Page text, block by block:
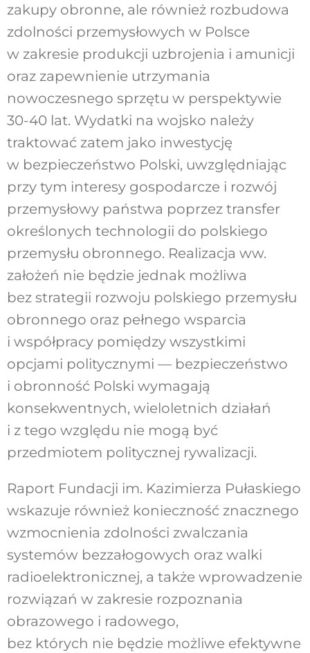
zakupy obronne, ale również rozbudowa
zdolności przemysłowych w Polsce
w zakresie produkcji uzbrojenia i amunicji
oraz zapewnienie utrzymania
nowoczesnego sprzętu w perspektywie
30-40 lat. Wydatki na wojsko należy
traktować zatem jako inwestycję
w bezpieczeństwo Polski, uwzględniając
przy tym interesy gospodarcze i rozwój
przemysłowy państwa poprzez transfer
określonych technologii do polskiego
przemysłu obronnego. Realizacja ww.
założeń nie będzie jednak możliwa
bez strategii rozwoju polskiego przemysłu
obronnego oraz pełnego wsparcia
i współpracy pomiędzy wszystkimi
opcjami politycznymi — bezpieczeństwo
i obronność Polski wymagają
konsekwentnych, wieloletnich działań
i z tego względu nie mogą być
przedmiotem politycznej rywalizacji.
Raport Fundacji im. Kazimierza Pułaskiego
wskazuje również konieczność znacznego
wzmocnienia zdolności zwalczania
systemów bezzałogowych oraz walki
radioelektronicznej, a także wprowadzenie
rozwiązań w zakresie rozpoznania
obrazowego i radowego,
bez których nie będzie możliwe efektywne